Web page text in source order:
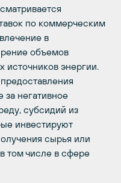
по коммерческим
в
объемов
источников энергии.
за негативное
субсидий из
инвестируют
сырья или
том числе в сфере